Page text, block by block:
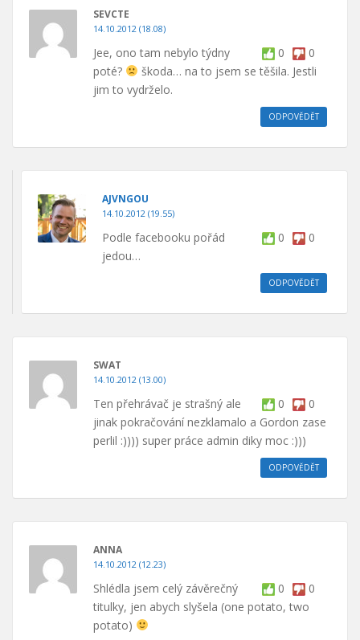
SEVCTE
14.10.2012 (18.08)
0 0
Jee, ono tam nebylo týdny
poté?
škoda… na to jsem se těšila. Jestli
jim to vydrželo.
ODPOVĚDĚT
AJVNGOU
14.10.2012 (19.55)
0 0
Podle facebooku pořád
jedou…
ODPOVĚDĚT
SWAT
14.10.2012 (13.00)
0 0
Ten přehrávač je strašný ale
jinak pokračování nezklamalo a Gordon zase
perlil :)))) super práce admin diky moc :)))
ODPOVĚDĚT
ANNA
14.10.2012 (12.23)
0 0
Shlédla jsem celý závěrečný
titulky, jen abych slyšela (one potato, two
potato)